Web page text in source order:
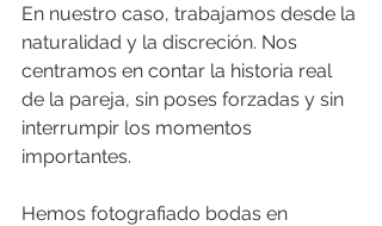
En nuestro caso, trabajamos desde la
naturalidad y la discreción. Nos
centramos en contar la historia real
de la pareja, sin poses forzadas y sin
interrumpir los momentos
importantes.
Hemos fotografiado bodas en